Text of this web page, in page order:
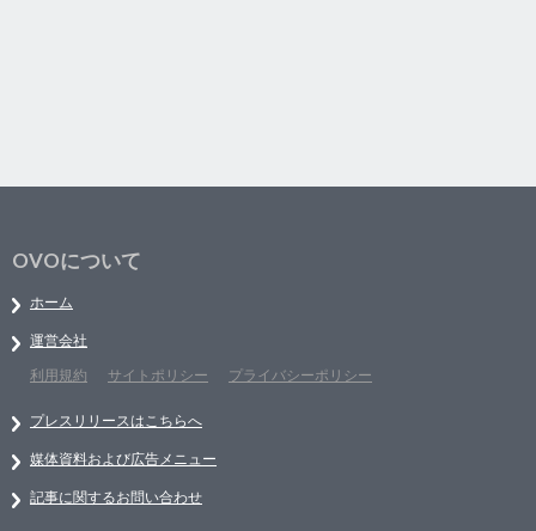
OVOについて
ホーム
運営会社
利用規約
サイトポリシー プライバシーポリシー
プレスリリースはこちらへ
媒体資料および広告メニュー
記事に関するお問い合わせ